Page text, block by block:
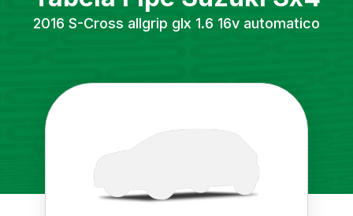
2016 S-Cross allgrip glx 1.6 16v automatico